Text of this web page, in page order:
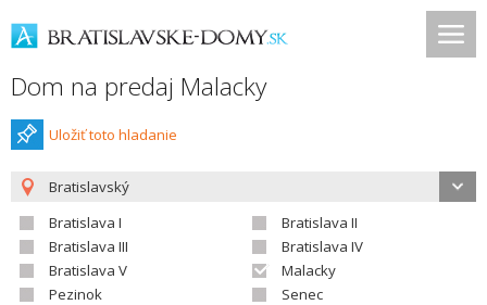
Dom na predaj Malacky
Uložiť toto hladanie
Bratislavský
Bratislava I
Bratislava II
Bratislava III
Bratislava IV
Bratislava V
Malacky
Pezinok
Senec